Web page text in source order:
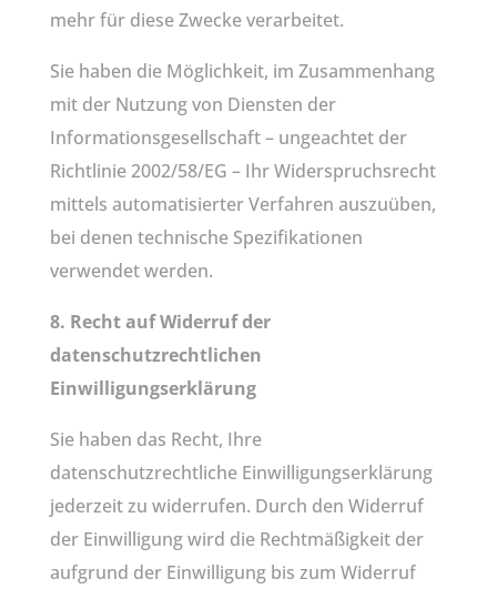
mehr für diese Zwecke verarbeitet.
Sie haben die Möglichkeit, im Zusammenhang
mit der Nutzung von Diensten der
Informationsgesellschaft – ungeachtet der
Richtlinie 2002/58/EG – Ihr Widerspruchsrecht
mittels automatisierter Verfahren auszuüben,
bei denen technische Spezifikationen
verwendet werden.
8. Recht auf Widerruf der
datenschutzrechtlichen
Einwilligungserklärung
Sie haben das Recht, Ihre
datenschutzrechtliche Einwilligungserklärung
jederzeit zu widerrufen. Durch den Widerruf
der Einwilligung wird die Rechtmäßigkeit der
aufgrund der Einwilligung bis zum Widerruf